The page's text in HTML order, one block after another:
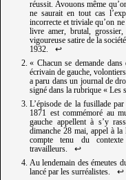
réussit. Avouons même
ne saurait en tout cas
incorrecte et triviale qu’on
livre amer, brutal,
vigoureuse satire de la
1932.
↩︎
« Chacun se demande
écrivain de gauche,
a paru dans un journal de
signé dans la rubrique « Les
L’épisode de la fusillade
1871 est commémoré au
gauche appellent à s’y
dimanche 28 mai, appel à
compte tenu du
travailleurs.
↩︎
Au lendemain des émeutes
lancé par les surréalistes.
↩︎